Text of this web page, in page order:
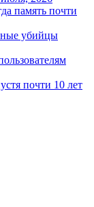
память почти
убийцы
почти 10 лет